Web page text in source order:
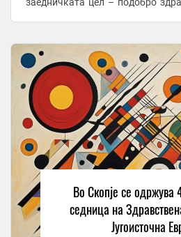
Во Скопје се одржува
седница на
Југоисточна